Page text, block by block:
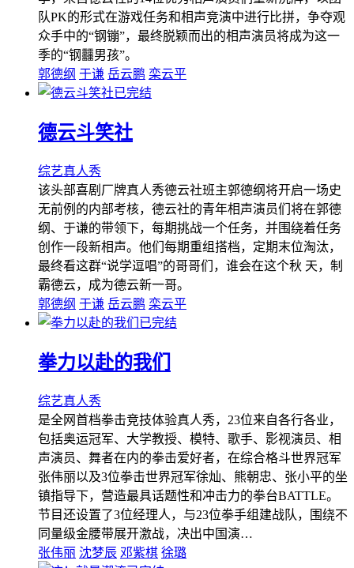
队PK的形式在游戏任务和相声竞演中进行比拼，争夺观
众手中的“钢镚”，最终脱颖而出的相声演员将成为这一
季的“钢䨻男孩”。
郭德纲 于谦 岳云鹏 栾云平
已完结
德云斗笑社
综艺真人秀
该头部喜剧厂牌真人秀德云社班主郭德纲将开启一场史
无前例的内部考核，德云社的青年相声演员们将在郭德
纲、于谦的带领下，每期挑战一个任务，并围绕着任务
创作一段新相声。他们每期重组搭档，定期末位淘汰，
最终看这群“说学逗唱”的哥哥们，谁会在这个秋 天，制
霸德云，成为德云新一哥。
郭德纲 于谦 岳云鹏 栾云平
已完结
拳力以赴的我们
综艺真人秀
是全网首档拳击竞技体验真人秀，23位来自各行各业，
包括奥运冠军、大学教授、模特、歌手、影视演员、相
声演员、舞者在内的拳击爱好者，在综合格斗世界冠军
张伟丽以及3位拳击世界冠军徐灿、熊朝忠、张小平的坐
镇指导下，营造最具话题性和冲击力的拳台BATTLE。
节目还设置了3位经理人，与23位拳手组建战队，围绕不
同量级金腰带展开激战，决出中国演…
张伟丽 沈梦辰 邓紫棋 徐璐